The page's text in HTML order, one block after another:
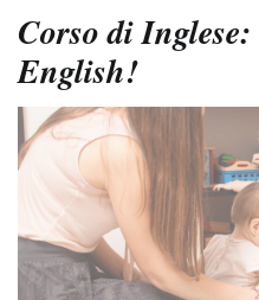
Corso di Inglese:
English!